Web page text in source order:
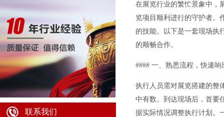
联系我们
在展览行业的繁忙景象中，
览项目顺利进行的守护者。
的技能。以下是一套现场执
的顺畅合作。
#### 一、熟悉流程，快速响
执行人员需对展览搭建的整
中有数。到达现场后，首要
据实际情况调整执行计划。